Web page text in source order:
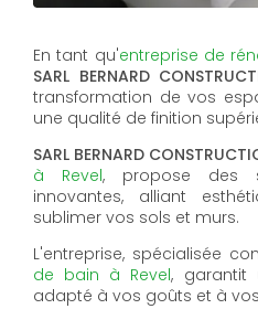
En tant qu'entreprise de
SARL BERNARD
transformation de vos
une qualité de finition
SARL BERNARD
à Revel, propose des
innovantes, alliant
sublimer vos sols et murs.
L'entreprise, spécialisée
de bain à Revel, garantit
adapté à vos goûts et à